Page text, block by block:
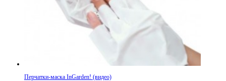
Перчатки-маска InGarden! (видео)